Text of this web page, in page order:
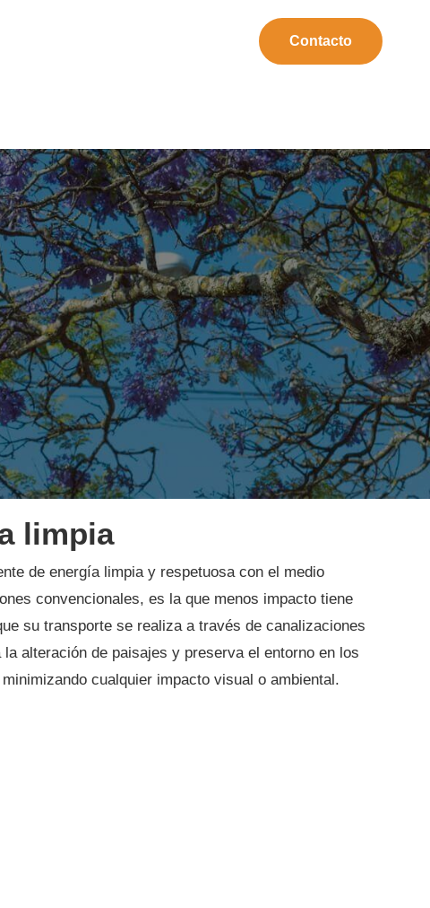
Contacto
limpia
de energía limpia y respetuosa con el medio
convencionales, es la que menos impacto tiene
su transporte se realiza a través de canalizaciones
alteración de paisajes y preserva el entorno en los
cualquier impacto visual o ambiental.